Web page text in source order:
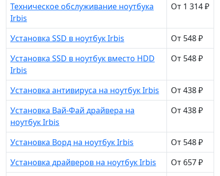
Техническое обслуживание ноутбука
Irbis
От 1 314 ₽
Установка SSD в ноутбук Irbis
От 548 ₽
Установка SSD в ноутбук вместо HDD
Irbis
От 548 ₽
Установка антивируса на ноутбук Irbis
От 438 ₽
Установка Вай-Фай драйвера на
ноутбук Irbis
От 438 ₽
Установка Ворд на ноутбук Irbis
От 548 ₽
Установка драйверов на ноутбук Irbis
От 657 ₽